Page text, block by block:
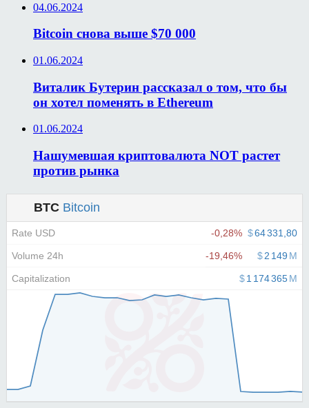
04.06.2024
Bitcoin снова выше $70 000
01.06.2024
Виталик Бутерин рассказал о том, что бы
он хотел поменять в Ethereum
01.06.2024
Нашумевшая криптовалюта NOT растет
против рынка